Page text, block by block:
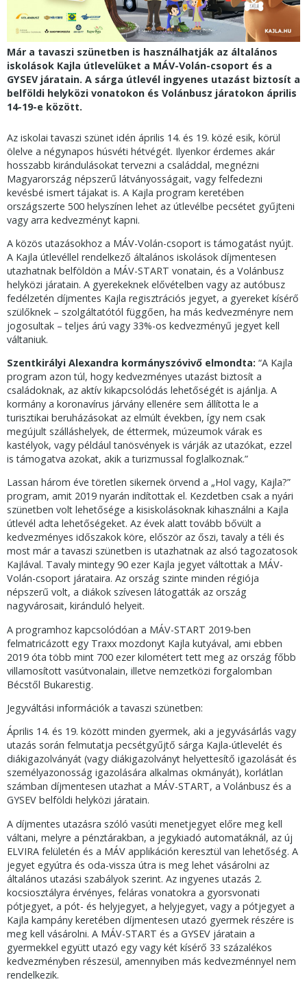
Már a tavaszi szünetben is használhatják az általános
iskolások Kajla útlevelüket a MÁV-Volán-csoport és a
GYSEV járatain. A sárga útlevél ingyenes utazást biztosít a
belföldi helyközi vonatokon és Volánbusz járatokon április
14-19-e között.
Az iskolai tavaszi szünet idén április 14. és 19. közé esik, körül
ölelve a négynapos húsvéti hétvégét. Ilyenkor érdemes akár
hosszabb kirándulásokat tervezni a családdal, megnézni
Magyarország népszerű látványosságait, vagy felfedezni
kevésbé ismert tájakat is. A Kajla program keretében
országszerte 500 helyszínen lehet az útlevélbe pecsétet gyűjteni
vagy arra kedvezményt kapni.
A közös utazásokhoz a MÁV-Volán-csoport is támogatást nyújt.
A Kajla útlevéllel rendelkező általános iskolások díjmentesen
utazhatnak belföldön a MÁV-START vonatain, és a Volánbusz
helyközi járatain. A gyerekeknek elővételben vagy az autóbusz
fedélzetén díjmentes Kajla regisztrációs jegyet, a gyereket kísérő
szülőknek – szolgáltatótól függően, ha más kedvezményre nem
jogosultak – teljes árú vagy 33%-os kedvezményű jegyet kell
váltaniuk.
Szentkirályi Alexandra kormányszóvivő elmondta: “A Kajla
program azon túl, hogy kedvezményes utazást biztosít a
családoknak, az aktív kikapcsolódás lehetőségét is ajánlja. A
kormány a koronavírus járvány ellenére sem állította le a
turisztikai beruházásokat az elmúlt években, így nem csak
megújult szálláshelyek, de éttermek, múzeumok várak es
kastélyok, vagy például tanösvények is várják az utazókat, ezzel
is támogatva azokat, akik a turizmussal foglalkoznak.”
Lassan három éve töretlen sikernek örvend a „Hol vagy, Kajla?”
program, amit 2019 nyarán indítottak el. Kezdetben csak a nyári
szünetben volt lehetősége a kisiskolásoknak kihasználni a Kajla
útlevél adta lehetőségeket. Az évek alatt tovább bővült a
kedvezményes időszakok köre, először az őszi, tavaly a téli és
most már a tavaszi szünetben is utazhatnak az alsó tagozatosok
Kajlával. Tavaly mintegy 90 ezer Kajla jegyet váltottak a MÁV-
Volán-csoport járataira. Az ország szinte minden régiója
népszerű volt, a diákok szívesen látogatták az ország
nagyvárosait, kiránduló helyeit.
A programhoz kapcsolódóan a MÁV-START 2019-ben
felmatricázott egy Traxx mozdonyt Kajla kutyával, ami ebben
2019 óta több mint 700 ezer kilométert tett meg az ország főbb
villamosított vasútvonalain, illetve nemzetközi forgalomban
Bécstől Bukarestig.
Jegyváltási információk a tavaszi szünetben:
Április 14. és 19. között minden gyermek, aki a jegyvásárlás vagy
utazás során felmutatja pecsétgyűjtő sárga Kajla-útlevelét és
diákigazolványát (vagy diákigazolványt helyettesítő igazolását és
személyazonosság igazolására alkalmas okmányát), korlátlan
számban díjmentesen utazhat a MÁV-START, a Volánbusz és a
GYSEV belföldi helyközi járatain.
A díjmentes utazásra szóló vasúti menetjegyet előre meg kell
váltani, melyre a pénztárakban, a jegykiadó automatáknál, az új
ELVIRA felületén és a MÁV applikáción keresztül van lehetőség. A
jegyet egyútra és oda-vissza útra is meg lehet vásárolni az
általános utazási szabályok szerint. Az ingyenes utazás 2.
kocsiosztályra érvényes, feláras vonatokra a gyorsvonati
pótjegyet, a pót- és helyjegyet, a helyjegyet, vagy a pótjegyet a
Kajla kampány keretében díjmentesen utazó gyermek részére is
meg kell vásárolni. A MÁV-START és a GYSEV járatain a
gyermekkel együtt utazó egy vagy két kísérő 33 százalékos
kedvezményben részesül, amennyiben más kedvezménnyel nem
rendelkezik.